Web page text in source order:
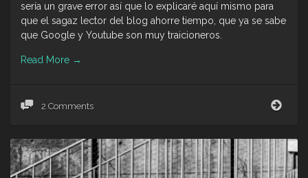
sería un grave error así que lo explicaré aquí mismo para
que el sagaz lector del blog ahorre tiempo, que ya se sabe
que Google y Youtube son muy traicioneros.
Read More →
2 Comments